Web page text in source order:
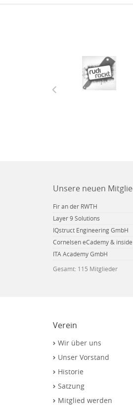
Unsere neuen
Fir an der RWTH
Layer 9 Solutions
IQstruct Engineering GmbH
Cornelsen eCademy &
ITA Academy GmbH
Gesamt: 115 Mitglieder
Verein
Wir über uns
Unser Vorstand
Historie
Satzung
Mitglied werden